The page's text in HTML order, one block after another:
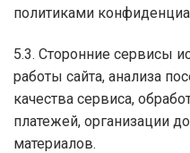
политиками
5.3. Сторонние сервисы
работы сайта, анализа
качества сервиса,
платежей, организации
материалов.